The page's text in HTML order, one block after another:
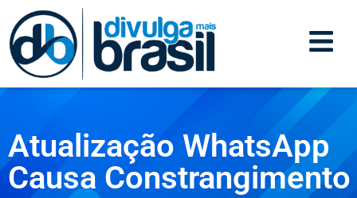
Atualização WhatsApp
Causa Constrangimento